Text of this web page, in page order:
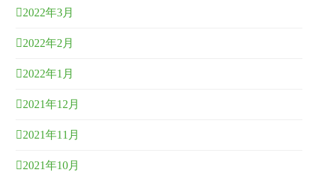
2022年3月
2022年2月
2022年1月
2021年12月
2021年11月
2021年10月